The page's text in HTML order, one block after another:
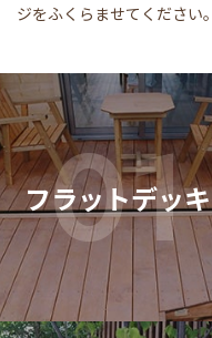
ジをふくらませてください。
フラットデッキ
01